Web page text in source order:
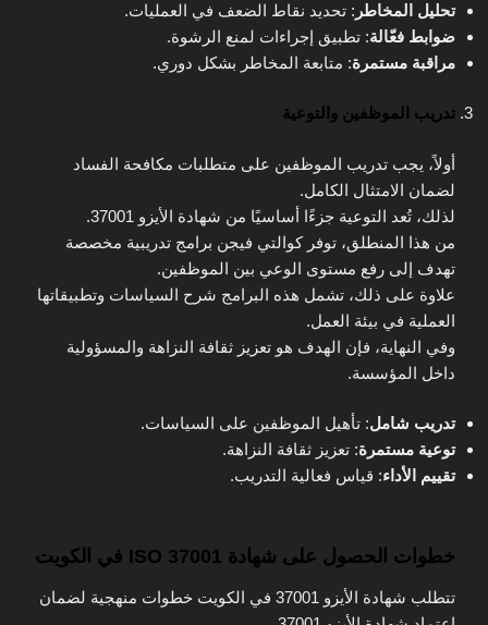
تحليل المخاطر : تحديد نقاط الضعف في العمليات.
ضوابط فعّالة: تطبيق إجراءات لمنع الرشوة.
مراقبة مستمرة: متابعة المخاطر بشكل دوري.
تدريب الموظفين والتوعية
أولاً، يجب تدريب الموظفين على متطلبات مكافحة الفساد
لضمان الامتثال الكامل.
لذلك، تُعد التوعية جزءًا أساسيًا من شهادة الأيزو 37001.
من هذا المنطلق، توفر كوالتي فيجن برامج تدريبية مخصصة
تهدف إلى رفع مستوى الوعي بين الموظفين.
علاوة على ذلك، تشمل هذه البرامج شرح السياسات وتطبيقاتها
العملية في بيئة العمل.
وفي النهاية، فإن الهدف هو تعزيز ثقافة النزاهة والمسؤولية
داخل المؤسسة.
تدريب شامل: تأهيل الموظفين على السياسات.
توعية مستمرة: تعزيز ثقافة النزاهة.
تقييم الأداء: قياس فعالية التدريب.
خطوات الحصول على شهادة ISO 37001 في الكويت
تتطلب شهادة الأيزو 37001 في الكويت خطوات منهجية لضمان